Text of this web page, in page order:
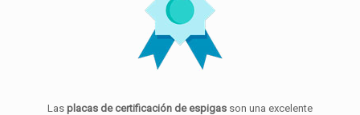
Las placas de certificación de espigas son una excelente